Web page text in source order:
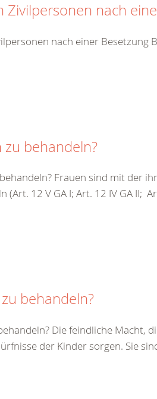
Zivilpersonen nach
nach einer Besetzung
zu behandeln?
Frauen sind mit der
(Art. 12 V GA I; Art. 12 IV GA II;
behandeln?
Die feindliche Macht,
der Kinder sorgen. Sie